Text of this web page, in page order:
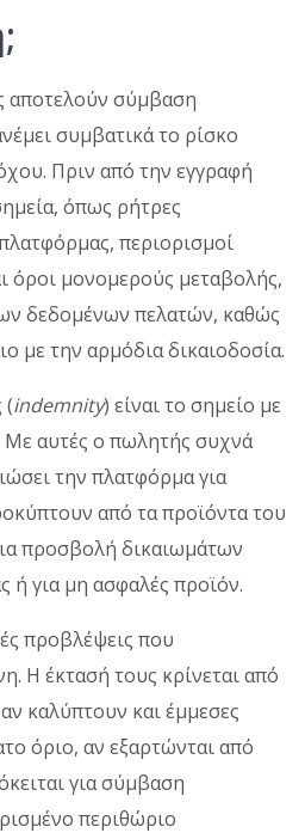
αποτελούν σύμβαση
συμβατικά το ρίσκο
Πριν από την εγγραφή
όπως ρήτρες
περιορισμοί
όροι μονομερούς μεταβολής,
δεδομένων πελατών, καθώς
με την αρμόδια δικαιοδοσία.
(indemnity) είναι το σημείο με
Με αυτές ο πωλητής συχνά
την πλατφόρμα για
από τα προϊόντα του
προσβολή δικαιωμάτων
ή για μη ασφαλές προϊόν.
προβλέψεις που
Η έκτασή τους κρίνεται από
καλύπτουν και έμμεσες
όριο, αν εξαρτώνται από
για σύμβαση
περιθώριο